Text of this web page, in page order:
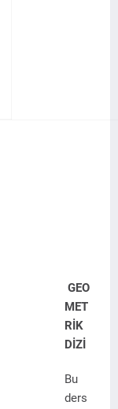
GEO
MET
RİK
DİZİ
Bu
ders